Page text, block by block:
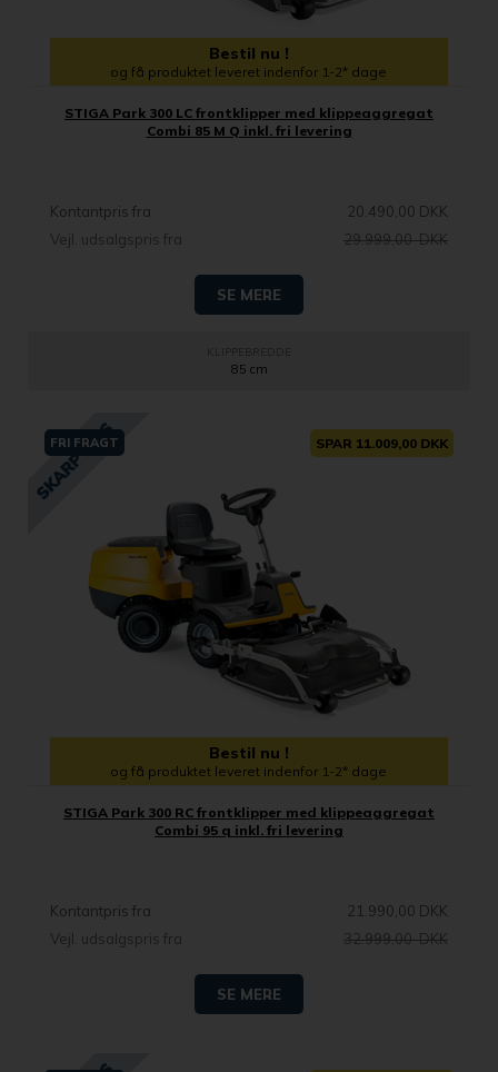
Bestil nu !
og få produktet leveret indenfor 1-2* dage
STIGA Park 300 LC frontklipper med klippeaggregat
Combi 85 M Q inkl. fri levering
Kontantpris fra
20.490,00 DKK
Vejl. udsalgspris fra
29.999,00 DKK
SE MERE
85 cm
FRI FRAGT SPAR 11.009,00 DKK
Bestil nu !
og få produktet leveret indenfor 1-2* dage
STIGA Park 300 RC frontklipper med klippeaggregat
Combi 95 q inkl. fri levering
Kontantpris fra
21.990,00 DKK
Vejl. udsalgspris fra
32.999,00 DKK
SE MERE